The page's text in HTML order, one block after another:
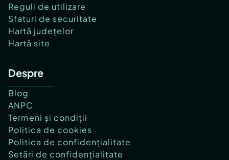
Reguli de utilizare
Sfaturi de securitate
Hartă județelor
Hartă site
Despre
Blog
ANPC
Termeni și condiții
Politica de cookies
Politica de confidențialitate
Setări de confidențialitate